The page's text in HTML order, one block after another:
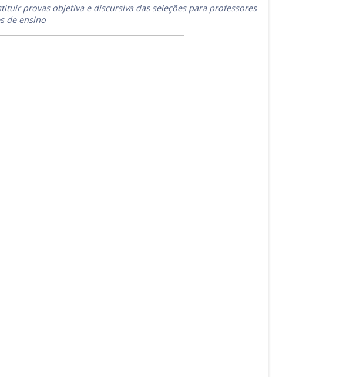
provas objetiva e discursiva das seleções para professores
de ensino